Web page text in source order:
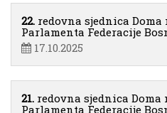
22. redovna sjednica Doma
Parlamenta Federacije
17.10.2025
21. redovna sjednica Doma
Parlamenta Federacije